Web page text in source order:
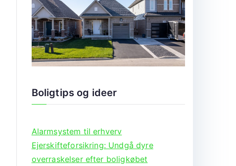
Boligtips og ideer
Alarmsystem til erhverv
Ejerskifteforsikring: Undgå dyre
overraskelser efter boligkøbet